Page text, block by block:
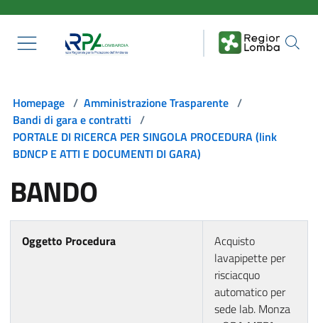
Homepage / Amministrazione Trasparente /
Bandi di gara e contratti /
PORTALE DI RICERCA PER SINGOLA PROCEDURA (link
BDNCP E ATTI E DOCUMENTI DI GARA)
BANDO
Oggetto Procedura
Acquisto
lavapipette per
risciacquo
automatico per
sede lab. Monza